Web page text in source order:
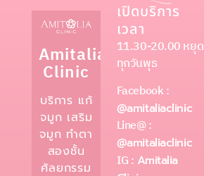
Amitalia
Clinic
บริการ แก้
จมูก เสริม
จมูก ทำตา
สองชั้น
ศัลยกรรม
เปิดบริการ
เวลา
11.30-20.00 หยุด
ทุกวันพุธ
Facebook :
@amitaliaclinic
Line@ :
@amitaliaclinic
IG : Amitalia